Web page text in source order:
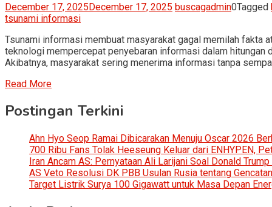
December 17, 2025December 17, 2025 buscagadmin0Tagged
tsunami informasi
Tsunami informasi membuat masyarakat gagal memilah fakta
teknologi mempercepat penyebaran informasi dalam hitungan
Akibatnya, masyarakat sering menerima informasi tanpa
Read More
Postingan Terkini
Ahn Hyo Seop Ramai Dibicarakan Menuju Oscar 2026
700 Ribu Fans Tolak Heeseung Keluar dari ENHYPEN,
Iran Ancam AS: Pernyataan Ali Larijani Soal Donald
AS Veto Resolusi DK PBB Usulan Rusia tentang
Target Listrik Surya 100 Gigawatt untuk Masa Depan